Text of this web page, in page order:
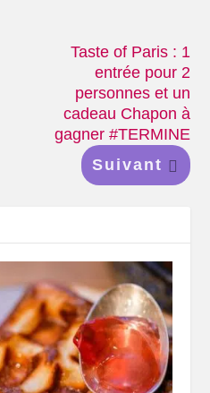
Taste of Paris : 1
entrée pour 2
personnes et un
cadeau Chapon à
gagner #TERMINE
Suivant